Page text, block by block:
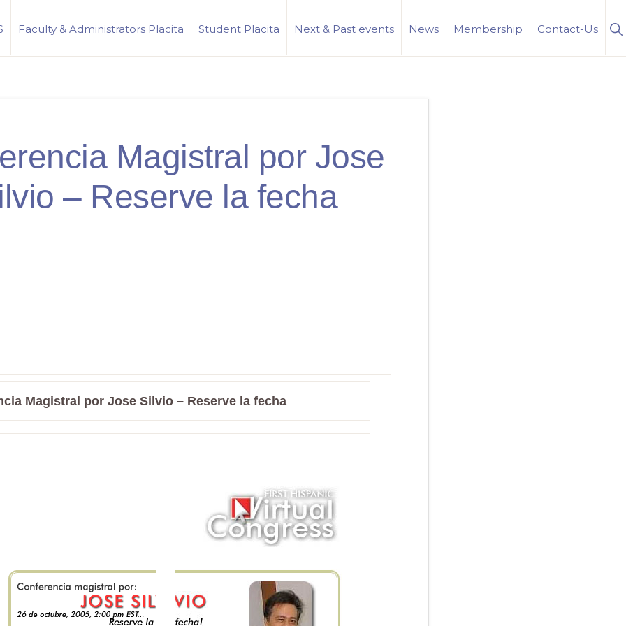
Faculty & Administrators Placita Student Placita Next & Past events News Membership Contact-Us
Magistral por Jose
– Reserve la fecha
Magistral por Jose Silvio – Reserve la fecha